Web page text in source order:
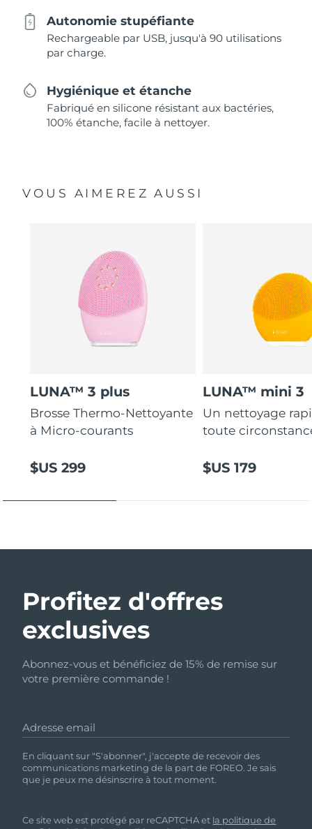
Autonomie stupéfiante
Rechargeable par USB, jusqu'à 90 utilisations
par charge.
Hygiénique et étanche
Fabriqué en silicone résistant aux bactéries,
100% étanche, facile à nettoyer.
VOUS AIMEREZ AUSSI
LUNA™ 3 plus
Brosse Thermo-Nettoyante
à Micro-courants
$US 299
LUNA™ mini 3
Un nettoyage
toute
$US 179
Profitez d'offres
exclusives
Abonnez-vous et bénéficiez de 15% de remise sur
votre première commande !
Adresse email
En cliquant sur "S'abonner", j'accepte de recevoir des
communications marketing de la part de FOREO. Je sais
que je peux me désinscrire à tout moment.
Ce site web est protégé par reCAPTCHA et la politique de